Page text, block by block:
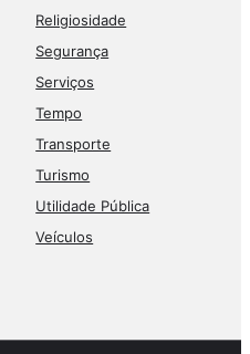
Religiosidade
Segurança
Serviços
Tempo
Transporte
Turismo
Utilidade Pública
Veículos